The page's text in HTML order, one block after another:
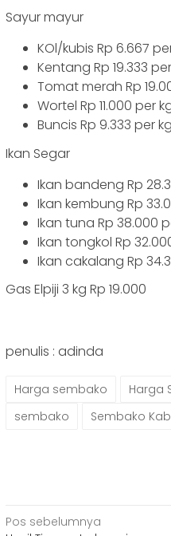
Sayur mayur
KOl/kubis Rp 6.667
Kentang Rp 19.333
Tomat merah Rp
Wortel Rp 11.000 per
Buncis Rp 9.333 per kg
Ikan Segar
Ikan bandeng Rp
Ikan kembung Rp
Ikan tuna Rp 38.000
Ikan tongkol Rp
Ikan cakalang Rp
Gas Elpiji 3 kg Rp 19.000
penulis : adinda
Harga sembako
Harga
sembako
Sembako
Navigasi
Pos sebelumnya